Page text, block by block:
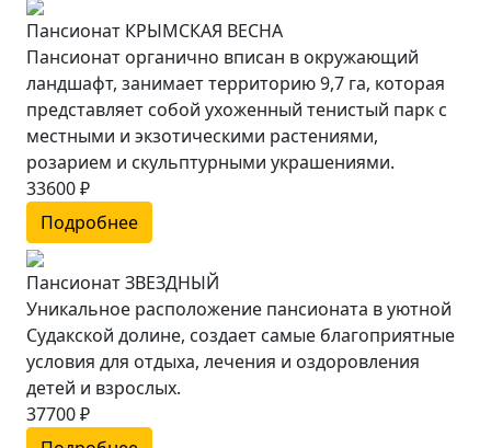
Пансионат КРЫМСКАЯ ВЕСНА
Пансионат органично вписан в окружающий
ландшафт, занимает территорию 9,7 га, которая
представляет собой ухоженный тенистый парк с
местными и экзотическими растениями,
розарием и скульптурными украшениями.
33600 ₽
Подробнее
Пансионат ЗВЕЗДНЫЙ
Уникальное расположение пансионата в уютной
Судакской долине, создает самые благоприятные
условия для отдыха, лечения и оздоровления
детей и взрослых.
37700 ₽